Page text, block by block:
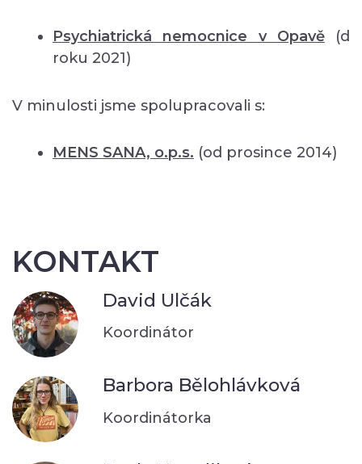
Psychiatrická nemocnice v Opavě(d
roku 2021)
V minulosti jsme spolupracovali s:
MENS SANA, o.p.s. (od prosince 2014)
KONTAKT
David Ulčák
Koordinátor
Barbora Bělohlávková
Koordinátorka